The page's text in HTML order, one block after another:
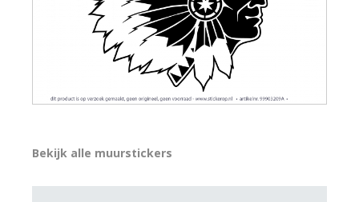
Bekijk alle muurstickers